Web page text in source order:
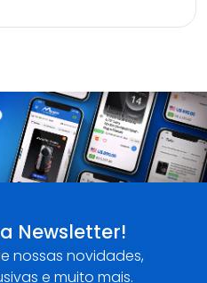
Newsletter!
nossas novidades,
e muito mais.